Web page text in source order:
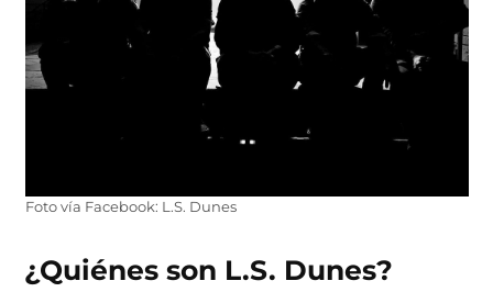
Foto vía Facebook: L.S. Dunes
¿Quiénes son L.S. Dunes?